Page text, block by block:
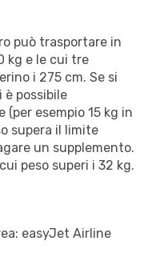
può trasportare in
kg e le cui tre
i 275 cm. Se si
è possibile
esempio 15 kg in
supera il limite
un supplemento.
peso superi i 32 kg.
easyJet Airline